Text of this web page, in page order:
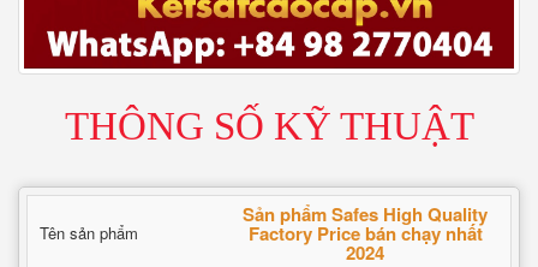
THÔNG SỐ KỸ THUẬT
Tên sản phẩm
Sản phẩm Safes High Quality
Factory Price bán chạy nhất
2024